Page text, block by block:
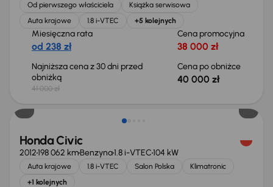
Od pierwszego właściciela
Książka serwisowa
Auta krajowe
1.8 i-VTEC +5 kolejnych
Miesięczna rata
od 238 zł
Cena promocyjna
38 000 zł
Najniższa cena z 30 dni przed
obniżką
41 000 zł
Cena po obniżce
40 000 zł
Honda Civic
2012198 062 kmBenzyna1.8 i-VTEC104 kW
Auta krajowe 1.8 i-VTEC Salon Polska
Klimatronic
+1 kolejnych